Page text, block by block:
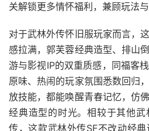
关解锁更多情怀福利，兼顾玩法与
对于武林外传怀旧服玩家而言，
感拉满，郭芙蓉经典造型、排山
游与影视IP的双重质感，同福客
原味、热闹的玩家氛围悉数回归
放技能，都能唤醒青春记忆，仿
经典造型的时光。相较于其他
传，这款武林外传SF不改动经